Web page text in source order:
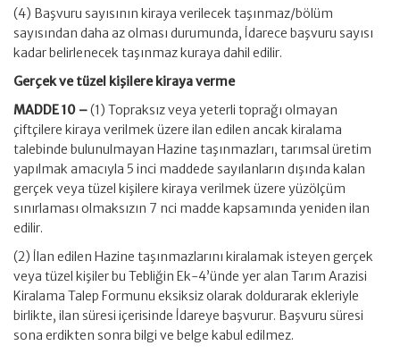
(4) Başvuru sayısının kiraya verilecek taşınmaz/bölüm
sayısından daha az olması durumunda, İdarece başvuru sayısı
kadar belirlenecek taşınmaz kuraya dahil edilir.
Gerçek ve tüzel kişilere kiraya verme
MADDE 10 –(1) Topraksız veya yeterli toprağı olmayan
çiftçilere kiraya verilmek üzere ilan edilen ancak kiralama
talebinde bulunulmayan Hazine taşınmazları, tarımsal üretim
yapılmak amacıyla 5 inci maddede sayılanların dışında kalan
gerçek veya tüzel kişilere kiraya verilmek üzere yüzölçüm
sınırlaması olmaksızın 7 nci madde kapsamında yeniden ilan
edilir.
(2) İlan edilen Hazine taşınmazlarını kiralamak isteyen gerçek
veya tüzel kişiler bu Tebliğin Ek-4’ünde yer alan Tarım Arazisi
Kiralama Talep Formunu eksiksiz olarak doldurarak ekleriyle
birlikte, ilan süresi içerisinde İdareye başvurur. Başvuru süresi
sona erdikten sonra bilgi ve belge kabul edilmez.